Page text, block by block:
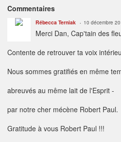
Commentaires
Rébecca Terniak 10 décembre
Merci Dan, Cap'tain des
Contente de retrouver ta voix
Nous sommes gratifiés en même
abreuvés au même lait de l'Esprit -
par notre cher mécène Robert Paul.
Gratitude à vous Robert Paul !!!